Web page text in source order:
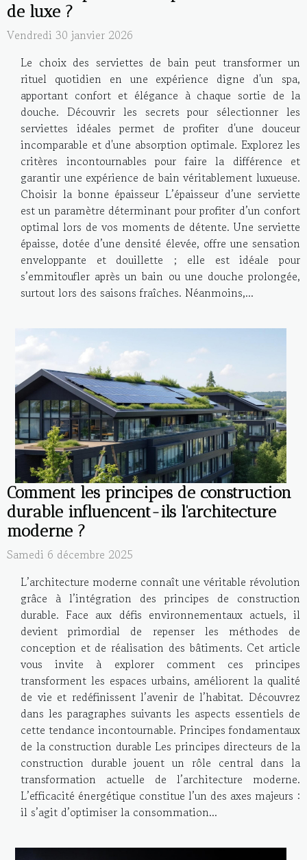
de luxe ?
Vendredi 30 janvier 2026
Le choix des serviettes de bain peut transformer un
rituel quotidien en une expérience digne d'un spa,
apportant confort et élégance à chaque sortie de la
douche. Découvrir les secrets pour sélectionner les
serviettes idéales permet de profiter d'une douceur
incomparable et d'une absorption optimale. Explorez les
critères incontournables pour faire la différence et
garantir une expérience de bain véritablement luxueuse.
Choisir la bonne épaisseur L’épaisseur d’une serviette
est un paramètre déterminant pour profiter d’un confort
optimal lors de vos moments de détente. Une serviette
épaisse, dotée d’une densité élevée, offre une sensation
enveloppante et douillette ; elle est idéale pour
s’emmitoufler après un bain ou une douche prolongée,
surtout lors des saisons fraîches. Néanmoins,...
Comment les principes de construction
durable influencent-ils l'architecture
moderne ?
Samedi 6 décembre 2025
L’architecture moderne connaît une véritable révolution
grâce à l’intégration des principes de construction
durable. Face aux défis environnementaux actuels, il
devient primordial de repenser les méthodes de
conception et de réalisation des bâtiments. Cet article
vous invite à explorer comment ces principes
transforment les espaces urbains, améliorent la qualité
de vie et redéfinissent l’avenir de l’habitat. Découvrez
dans les paragraphes suivants les aspects essentiels de
cette tendance incontournable. Principes fondamentaux
de la construction durable Les principes directeurs de la
construction durable jouent un rôle central dans la
transformation actuelle de l’architecture moderne.
L’efficacité énergétique constitue l’un des axes majeurs :
il s’agit d’optimiser la consommation...